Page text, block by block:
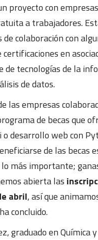
proyecto con
a trabajadores.
de colaboración con
en
de tecnologías de la
de datos.
las empresas
de becas que
o desarrollo web con
de las becas
lo más importante;
abierta las
abril, así que
concluido.
graduado en Química